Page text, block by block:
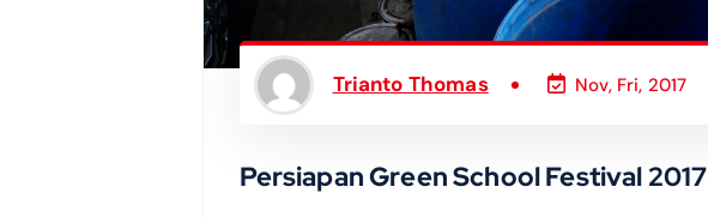
Trianto Thomas Nov, Fri, 2017
Persiapan Green School Festival 2017